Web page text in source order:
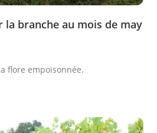
la branche au mois de may
flore empoisonnée.